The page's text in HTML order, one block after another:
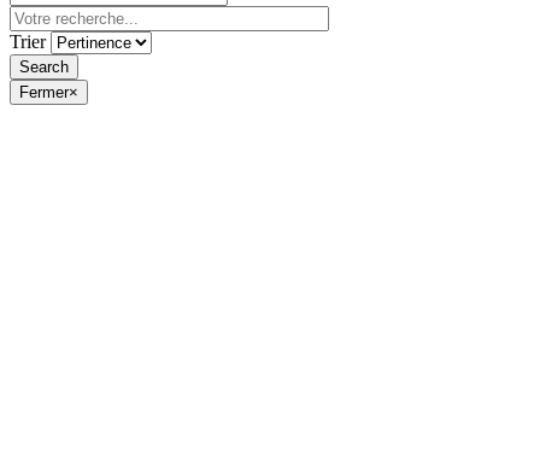
Trier
Fermer×